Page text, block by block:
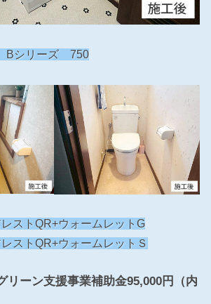
Bシリーズ 750
ストQR+ウォームレットG
ストQR+ウォームレットＳ
リーン支援事業補助金95,000円（内